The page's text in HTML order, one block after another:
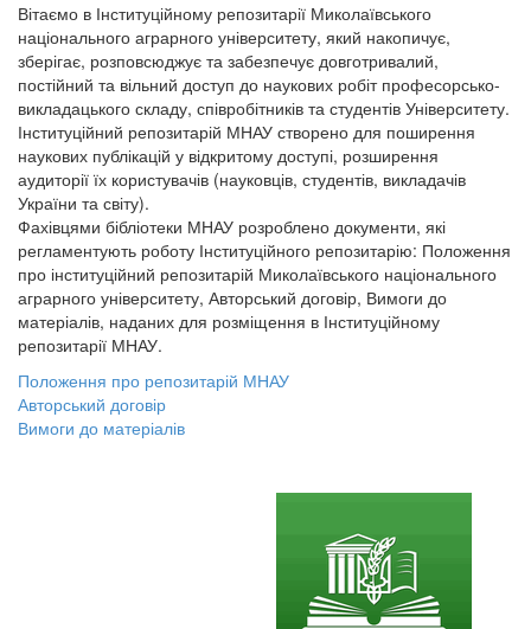
Вітаємо в Інституційному репозитарії Миколаївського
національного аграрного університету, який накопичує,
зберігає, розповсюджує та забезпечує довготривалий,
постійний та вільний доступ до наукових робіт професорсько-
викладацького складу, співробітників та студентів Університету.
Інституційний репозитарій МНАУ створено для поширення
наукових публікацій у відкритому доступі, розширення
аудиторії їх користувачів (науковців, студентів, викладачів
України та світу).
Фахівцями бібліотеки МНАУ розроблено документи, які
регламентують роботу Інституційного репозитарію: Положення
про інституційний репозитарій Миколаївського національного
аграрного університету, Авторський договір, Вимоги до
матеріалів, наданих для розміщення в Інституційному
репозитарії МНАУ.
Положення про репозитарій МНАУ
Авторський договір
Вимоги до матеріалів